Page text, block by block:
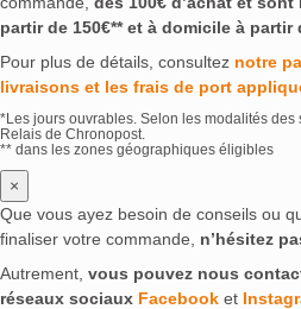
partir de 150€** et à domicile à partir
Pour plus de détails, consultez notre
livraisons et les frais de port
*Les jours ouvrables. Selon les modalités
Relais de Chronopost.
** dans les zones géographiques éligibles
×
Que vous ayez besoin de conseils ou
finaliser votre commande, n’hésitez
Autrement, vous pouvez nous
réseaux sociaux Facebook et